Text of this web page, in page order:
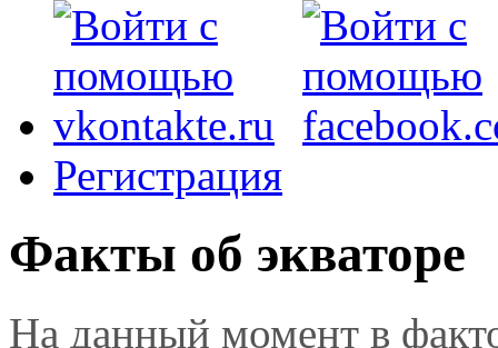
Регистрация
Факты об экваторе
На данный момент в